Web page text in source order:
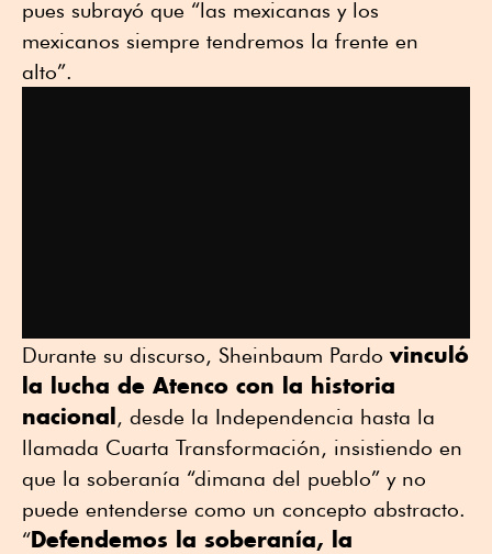
pues subrayó que “las mexicanas y los
mexicanos siempre tendremos la frente en
alto”.
Durante su discurso, Sheinbaum Pardo vinculó
la lucha de Atenco con la historia
nacional, desde la Independencia hasta la
llamada Cuarta Transformación, insistiendo en
que la soberanía “dimana del pueblo” y no
puede entenderse como un concepto abstracto.
“Defendemos la soberanía, la